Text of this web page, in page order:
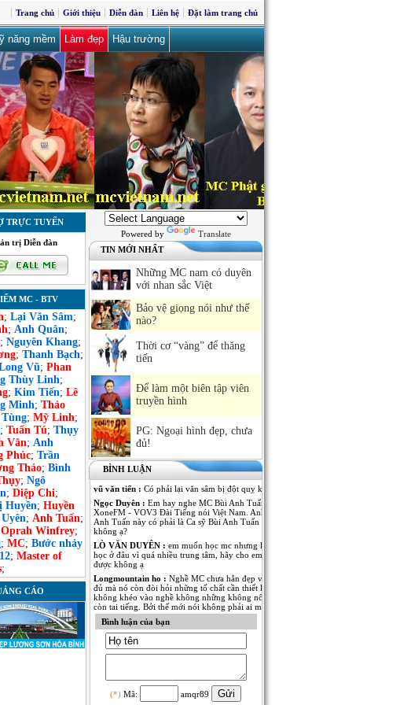
Trang chủ Giới thiệu Diễn đàn Liên hệ Đặt làm trang chủ
năng mềm Làm đẹp Hậu trường
TRỰC TUYẾN
trị Diễn đàn
MC - BTV
; Lại Văn Sâm;
; Anh Quân;
; Nguyên Khang;
; Thanh Bạch;
Vũ; Phan
Thùy Linh;
; Kim Tiến; Lê
Minh; Thảo
; Mỹ Linh;
; Tuấn Tú; Thụy
Vân; Anh
Phúc; Trần
Thảo; Bình
; Ngô
; Diệp Chi;
Huyền; Huyền
; Anh Tuấn;
Oprah Winfrey;
; MC; Bước nhảy
; Master of
;
CÁO
Powered by
Translate
TIN MỚI NHẤT
Những MC nam có duyên
với nhan sắc Việt
Bảo vệ giọng nói như thế
nào?
Thời cơ “vàng” để thăng
tiến
Để làm một biên tập viên
truyền hình
PG: Ngoại hình đẹp, chưa
đủ!
BÌNH LUẬN
vũ văn tiến : Có phải lại văn sâm bị đột quỵ không
Ngọc Duyên : Em hay nghe MC Bùi Anh Tuấn dẫn Kênh
XoneFM - VOV3 Đài Tiếng nói Việt Nam. Anh MC Bùi
Anh Tuấn này có phải là Ca sỹ Bùi Anh Tuấn - The Voice
không ạ?
LÒ VĂN DUYÊN : em muốn học mc nhưng không biết
học ở đâu vì quá nhiều trung tâm, hãy cho em lời khuyên
được không ạ
Longmountain ho : Nghề MC chưa hẳn đẹp và nổi tiếng là
đủ mà nó còn đòi hỏi những tố chất cần thiết khác. nếu
không khéo vào nghề không những không nổi tiếng mà
còn tai tiếng. Bởi thế mới nói không phải ai muốn làm MC
cũng được.
Anh Kim :Em muốn có thêm thông tin về MC Thái Dương
của Đài PT-TH Long An. Anh ấy dẫn rất nhiều thể loại
chương trình từ thời sự đến giải trí đều rất thu hút. Mong
Ngô Thu Thủy :Mỗi người một vẻ, 10 phân vẹn...9.5 :).
Mỗi người đã thể hiện rất tốt trong vị trí của mình! Chúc
các anh chị thành công và cố gắng hơn nữa trong nghề MC
Bình luận của bạn
(*) Mã: amqr89